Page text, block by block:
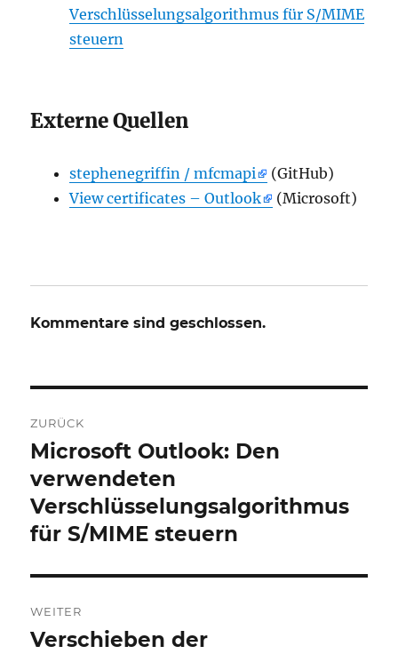
Verschlüsselungsalgorithmus für S/MIME
steuern
Externe Quellen
stephenegriffin / mfcmapi
(GitHub)
View certificates – Outlook
(Microsoft)
Kommentare sind geschlossen.
Navigation
ZURÜCK
Vorheriger
Beitrag:
Microsoft Outlook: Den
verwendeten
Verschlüsselungsalgorithmus
für S/MIME steuern
WEITER
Nächster
Verschieben der